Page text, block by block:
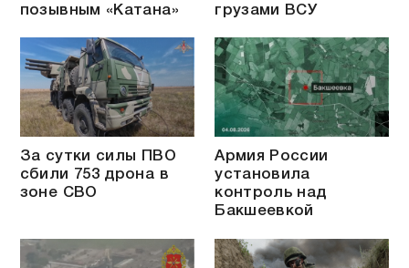
позывным «Катана»
грузами ВСУ
За сутки силы ПВО
сбили 753 дрона в
зоне СВО
Армия России
установила
контроль над
Бакшеевкой